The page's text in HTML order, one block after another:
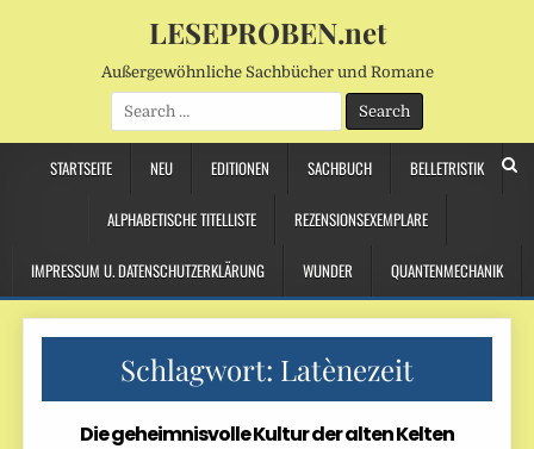
LESEPROBEN.net
Außergewöhnliche Sachbücher und Romane
Search
for:
STARTSEITE NEU EDITIONEN SACHBUCH BELLETRISTIK
ALPHABETISCHE TITELLISTE REZENSIONSEXEMPLARE
IMPRESSUM U. DATENSCHUTZERKLÄRUNG WUNDER QUANTENMECHANIK
Schlagwort: Latènezeit
Die geheimnisvolle Kultur der alten Kelten